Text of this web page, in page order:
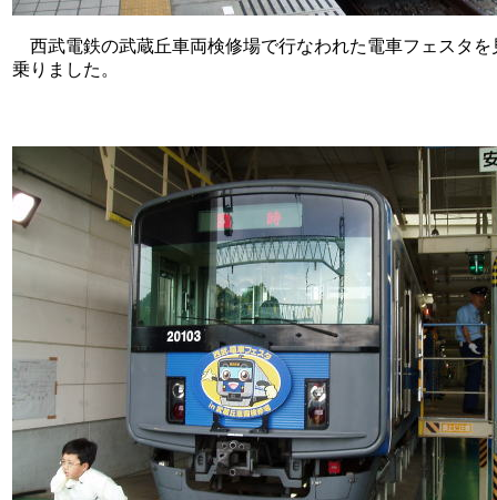
西武電鉄の武蔵丘車両検修場で行なわれた電車フェスタ
乗りました。